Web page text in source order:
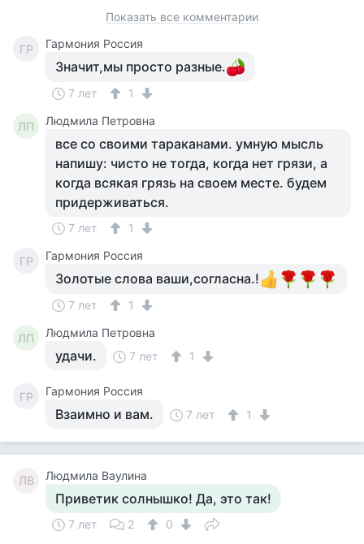
Показать все комментарии
ГР Гармония Россия
Значит,мы просто разные.
7 лет 1
ЛП Людмила Петровна
все со своими тараканами. умную мысль
напишу: чисто не тогда, когда нет грязи, а
когда всякая грязь на своем месте. будем
придерживаться.
7 лет 1
ГР Гармония Россия
Золотые слова ваши,согласна.!
7 лет 1
ЛП Людмила Петровна
удачи. 7 лет 1
ГР Гармония Россия
Взаимно и вам. 7 лет 1
ЛВ Людмила Ваулина
Приветик солнышко! Да, это так!
7 лет 2 0